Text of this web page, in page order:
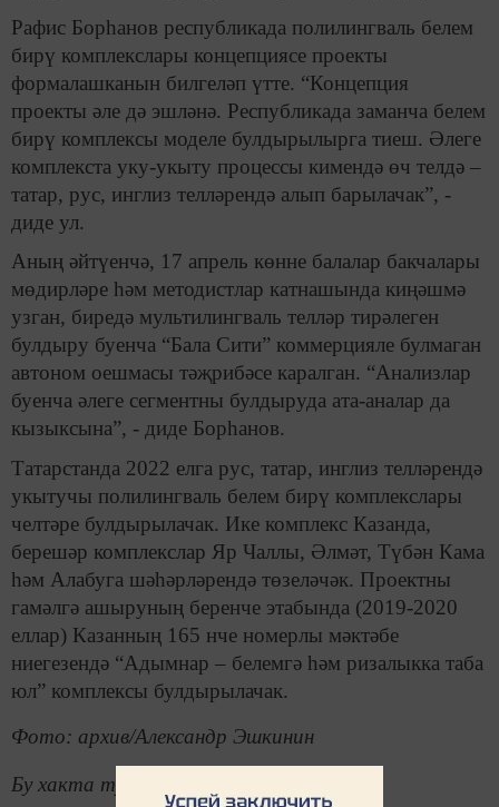
Рафис Борһанов республикада полилингваль белем
бирү комплекслары концепциясе проекты
формалашканын билгеләп үтте. “Концепция
проекты әле дә эшләнә. Республикада заманча белем
бирү комплексы моделе булдырылырга тиеш. Әлеге
комплекста уку-укыту процессы кимендә өч телдә –
татар, рус, инглиз телләрендә алып барылачак”, -
диде ул.
Аның әйтүенчә, 17 апрель көнне балалар бакчалары
мөдирләре һәм методистлар катнашында киңәшмә
узган, биредә мультилингваль телләр тирәлеген
булдыру буенча “Бала Сити” коммерцияле булмаган
автоном оешмасы тәҗрибәсе каралган. “Анализлар
буенча әлеге сегментны булдыруда ата-аналар да
кызыксына”, - диде Борһанов.
Татарстанда 2022 елга рус, татар, инглиз телләрендә
укытучы полилингваль белем бирү комплекслары
челтәре булдырылачак. Ике комплекс Казанда,
берешәр комплекслар Яр Чаллы, Әлмәт, Түбән Кама
һәм Алабуга шәһәрләрендә төзеләчәк. Проектны
гамәлгә ашыруның беренче этабында (2019-2020
еллар) Казанның 165 нче номерлы мәктәбе
ниегезендә “Адымнар – белемгә һәм ризалыкка таба
юл” комплексы булдырылачак.
Фото: архив/Александр Эшкинин
Бу хакта тулырак: https://tatar-